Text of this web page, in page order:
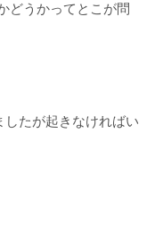
どうかってとこが問
したが起きなければい